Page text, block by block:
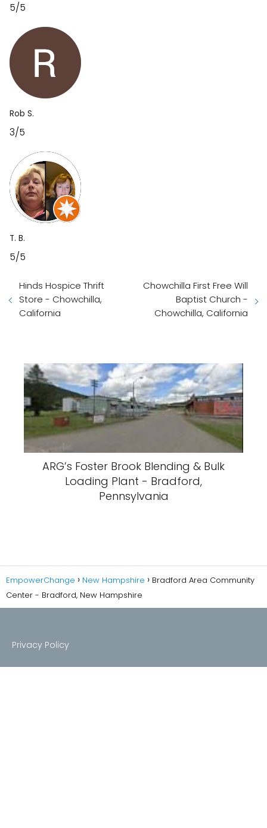
5/5
Rob S.
3/5
T. B.
5/5
Hinds Hospice Thrift
Store - Chowchilla,
California
Chowchilla First Free Will
Baptist Church -
Chowchilla, California
ARG’s Foster Brook Blending & Bulk
Loading Plant - Bradford,
Pennsylvania
EmpowerChange New Hampshire
Bradford Area Community
Center - Bradford, New Hampshire
Privacy Policy